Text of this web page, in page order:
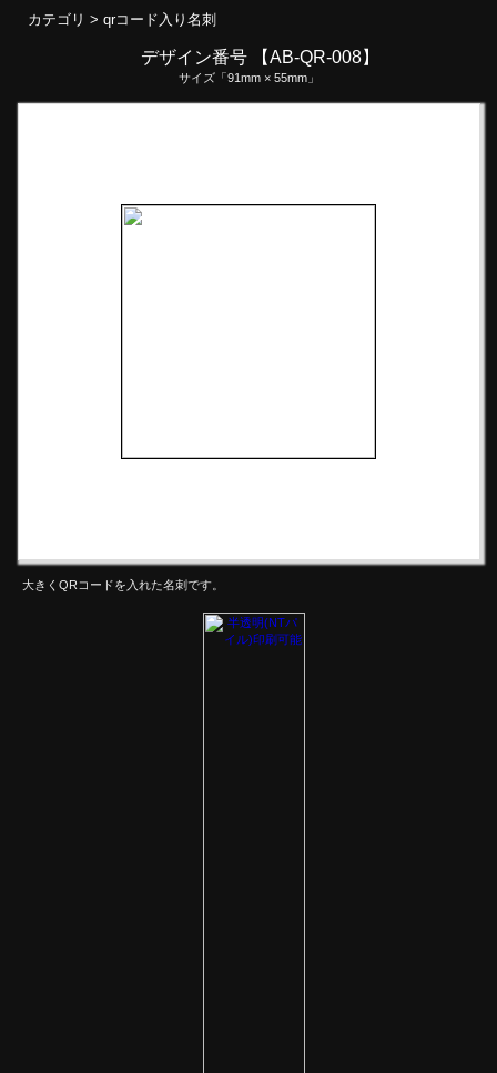
カテゴリ > qrコード入り名刺
デザイン番号 【AB-QR-008】
サイズ「91mm × 55mm」
大きくQRコードを入れた名刺です。